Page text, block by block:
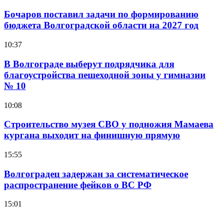
Бочаров поставил задачи по формированию
бюджета Волгоградской области на 2027 год
10:37
В Волгограде выберут подрядчика для
благоустройства пешеходной зоны у гимназии
№ 10
10:08
Строительство музея СВО у подножия Мамаева
кургана выходит на финишную прямую
15:55
Волгоградец задержан за систематическое
распространение фейков о ВС РФ
15:01